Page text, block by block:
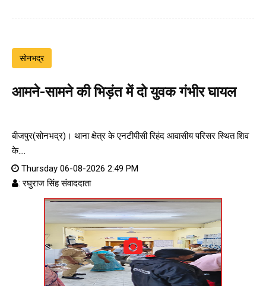
सोनभद्र
आमने-सामने की भिड़ंत में दो युवक गंभीर घायल
बीजपुर(सोनभद्र)। थाना क्षेत्र के एनटीपीसी रिहंद आवासीय परिसर स्थित शिव
के....
Thursday 06-08-2026 2:49 PM
: रघुराज सिंह संवाददाता